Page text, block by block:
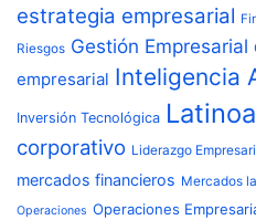
estrategia empresarial
Riesgos Gestión Empresarial
empresarial Inteligencia
Inversión Tecnológica
corporativo Liderazgo
mercados financieros Mercados
Operaciones Operaciones